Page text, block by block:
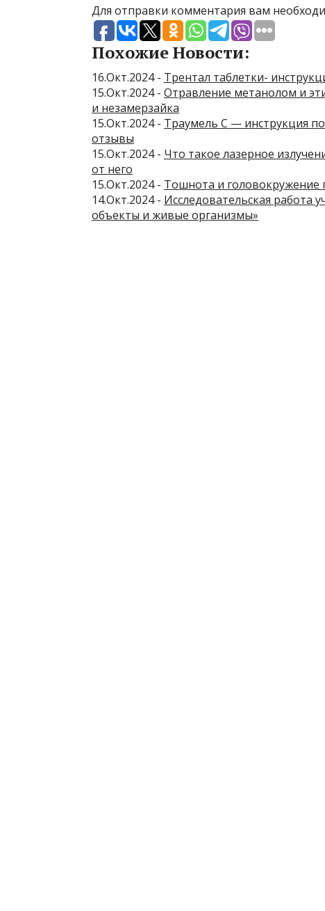
Для отправки комментария вам
Похожие Новости:
16.Окт.2024 - Трентал таблетки-
15.Окт.2024 - Отравление метанолом и
и незамерзайка
15.Окт.2024 - Траумель С — инструкция
отзывы
15.Окт.2024 - Что такое лазерное
от него
15.Окт.2024 - Тошнота и
14.Окт.2024 - Исследовательская работа
объекты и живые организмы»